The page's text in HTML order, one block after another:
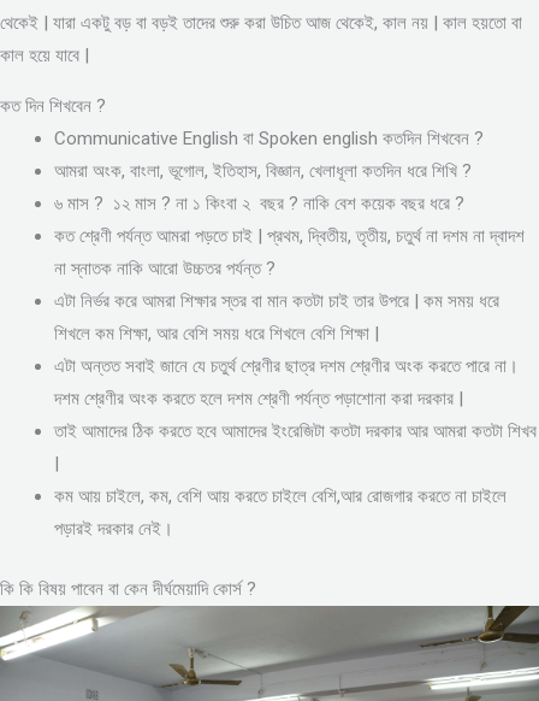
থেকেই | যারা একটু বড় বা বড়ই তাদের শুরু করা উচিত আজ থেকেই, কাল নয় | কাল হয়তো বা
কাল হয়ে যাবে |
কত দিন শিখবেন ?
Communicative English বা Spoken english কতদিন শিখবেন ?
আমরা অংক, বাংলা, ভূগোল, ইতিহাস, বিজ্ঞান, খেলাধূলা কতদিন ধরে শিখি ?
৬ মাস ? ১২ মাস ? না ১ কিংবা ২ বছর ? নাকি বেশ কয়েক বছর ধরে ?
কত শ্রেণী পর্যন্ত আমরা পড়তে চাই | প্রথম, দ্বিতীয়, তৃতীয়, চতুর্থ না দশম না দ্বাদশ
না স্নাতক নাকি আরো উচ্চতর পর্যন্ত ?
এটা নির্ভর করে আমরা শিক্ষার স্তর বা মান কতটা চাই তার উপরে | কম সময় ধরে
শিখলে কম শিক্ষা, আর বেশি সময় ধরে শিখলে বেশি শিক্ষা |
এটা অন্তত সবাই জানে যে চতুর্থ শ্রেণীর ছাত্র দশম শ্রেণীর অংক করতে পারে না।
দশম শ্রেণীর অংক করতে হলে দশম শ্রেণী পর্যন্ত পড়াশোনা করা দরকার |
তাই আমাদের ঠিক করতে হবে আমাদের ইংরেজিটা কতটা দরকার আর আমরা কতটা শিখব
|
কম আয় চাইলে, কম, বেশি আয় করতে চাইলে বেশি,আর রোজগার করতে না চাইলে
পড়ারই দরকার নেই।
কি কি বিষয় পাবেন বা কেন দীর্ঘমেয়াদি কোর্স ?